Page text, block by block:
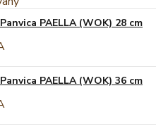
Panvica PAELLA (WOK) 28 cm
Panvica PAELLA (WOK) 36 cm